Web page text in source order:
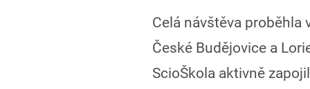
Celá návštěva
České Budějovice a
ScioŠkola aktivně